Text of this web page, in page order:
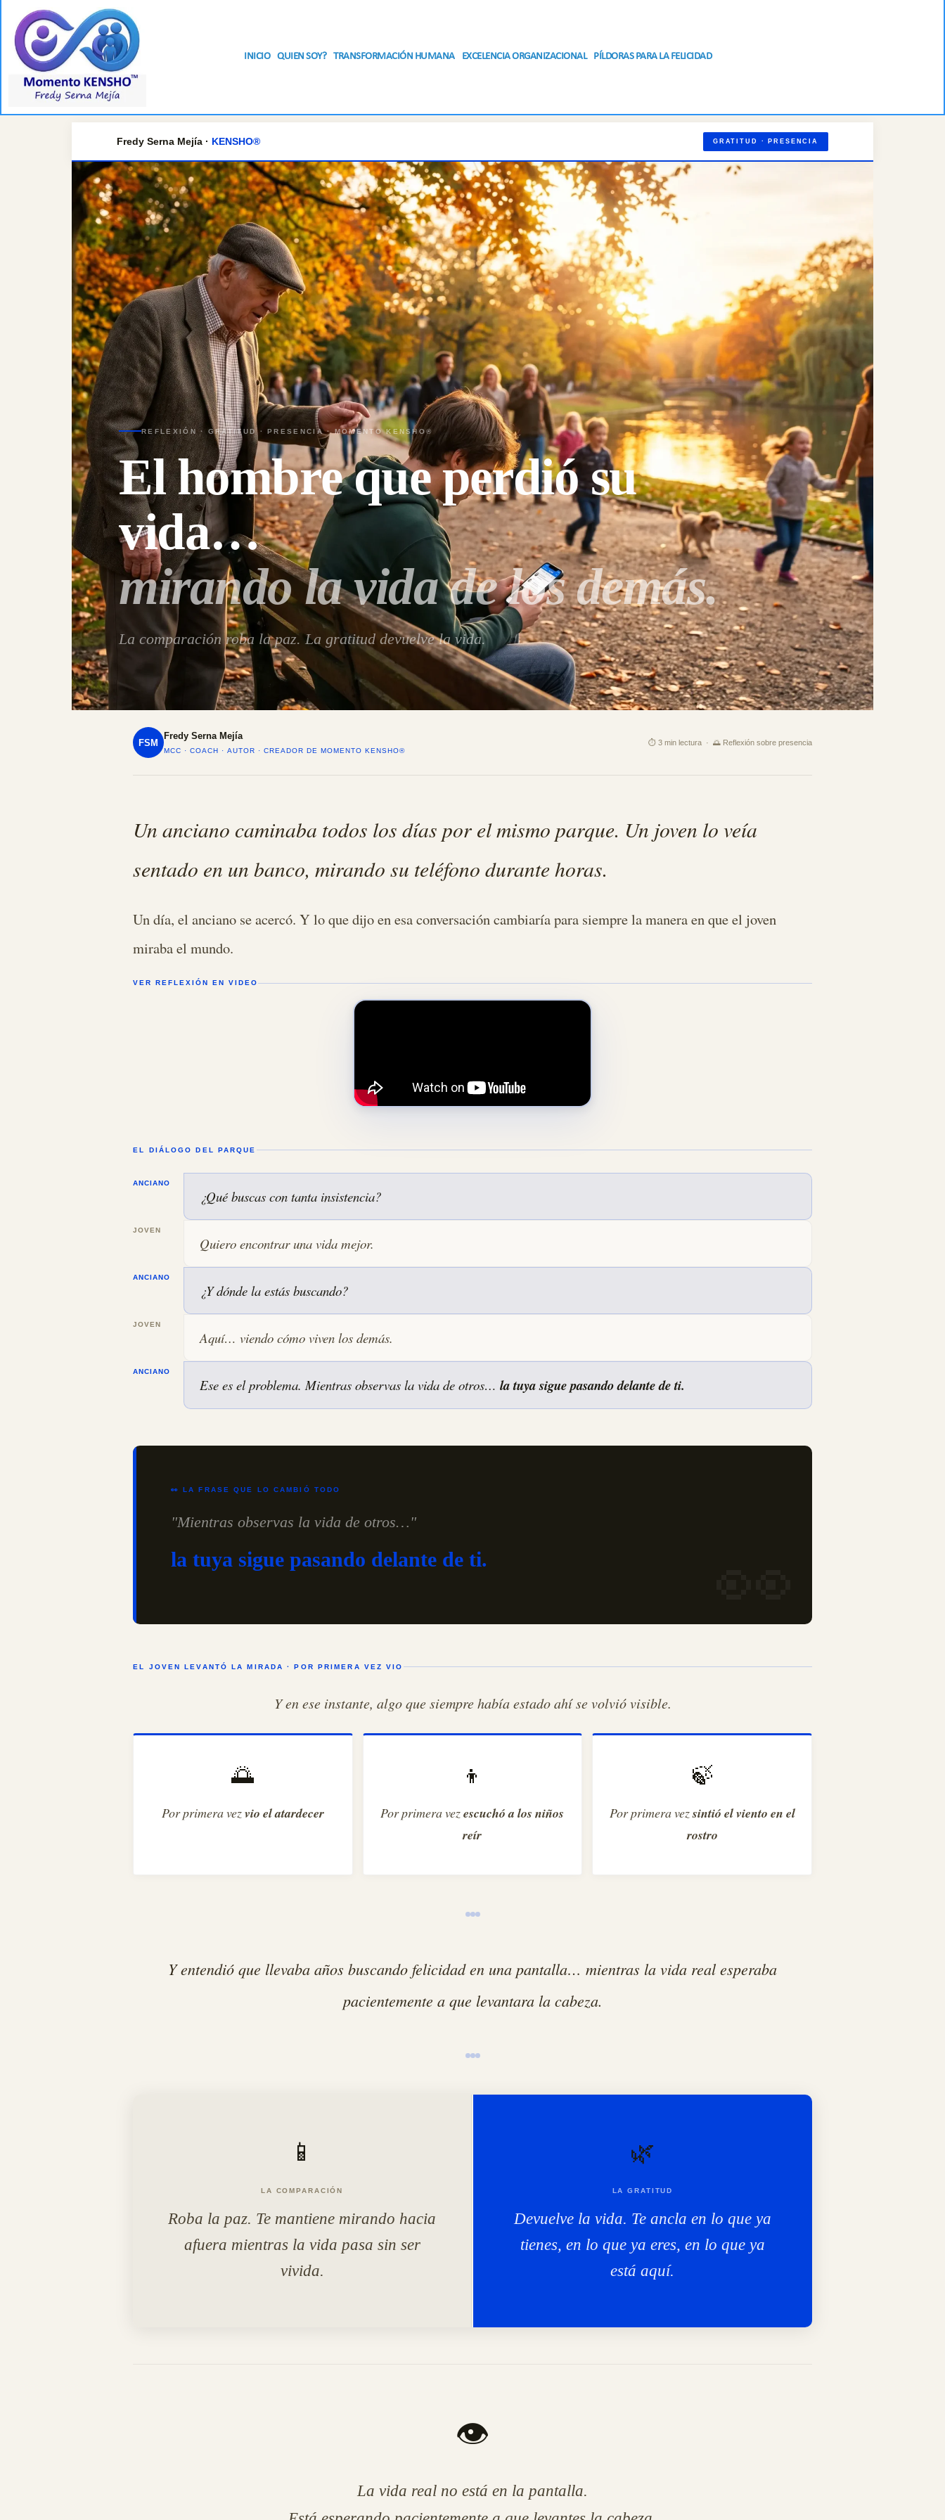
INICIO QUIEN SOY? TRANSFORMACIÓN HUMANA EXCELENCIA ORGANIZACIONAL PÍLDORAS PARA LA FELICIDAD
Fredy Serna Mejía · KENSHO® GRATITUD · PRESENCIA
REFLEXIÓN · GRATITUD · PRESENCIA · MOMENTO KENSHO®
El hombre que perdió su
vida…
mirando la vida de los demás.
La comparación roba la paz. La gratitud devuelve la vida.
FSM
Fredy Serna Mejía
MCC · COACH · AUTOR · CREADOR DE MOMENTO KENSHO®
⏱ 3 min lectura · 🌅 Reflexión sobre presencia
Un anciano caminaba todos los días por el mismo parque. Un joven lo veía
sentado en un banco, mirando su teléfono durante horas.
Un día, el anciano se acercó. Y lo que dijo en esa conversación cambiaría para siempre la manera en que el joven
miraba el mundo.
VER REFLEXIÓN EN VIDEO
EL DIÁLOGO DEL PARQUE
ANCIANO
¿Qué buscas con tanta insistencia?
JOVEN
Quiero encontrar una vida mejor.
ANCIANO
¿Y dónde la estás buscando?
JOVEN
Aquí… viendo cómo viven los demás.
ANCIANO
Ese es el problema. Mientras observas la vida de otros…la tuya sigue pasando delante de ti.
👀 LA FRASE QUE LO CAMBIÓ TODO
"Mientras observas la vida de otros…"
la tuya sigue pasando delante de ti.
EL JOVEN LEVANTÓ LA MIRADA · POR PRIMERA VEZ VIO
Y en ese instante, algo que siempre había estado ahí se volvió visible.
🌅
Por primera vezvio el atardecer
👦
Por primera vezescuchó a los niños
reír
🍃
Por primera vezsintió el viento en el
rostro
Y entendió que llevaba años buscando felicidad en una pantalla… mientras la vida real esperaba
pacientemente a que levantara la cabeza.
📱
LA COMPARACIÓN
Roba la paz. Te mantiene mirando hacia
afuera mientras la vida pasa sin ser
vivida.
🌿
LA GRATITUD
Devuelve la vida. Te ancla en lo que ya
tienes, en lo que ya eres, en lo que ya
está aquí.
👁️
La vida real no está en la pantalla.